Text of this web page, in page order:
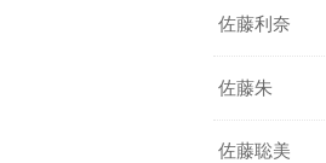
佐藤利奈
佐藤朱
佐藤聡美